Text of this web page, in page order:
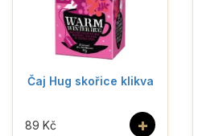
Čaj Hug skořice klikva
+
89 Kč